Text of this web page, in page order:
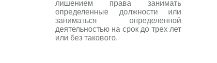
лишением права занимать
определенные должности или
заниматься определенной
деятельностью на срок до трех лет
или без такового.